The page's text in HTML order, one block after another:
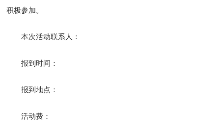
积极参加。
本次活动联系人：
报到时间：
报到地点：
活动费：